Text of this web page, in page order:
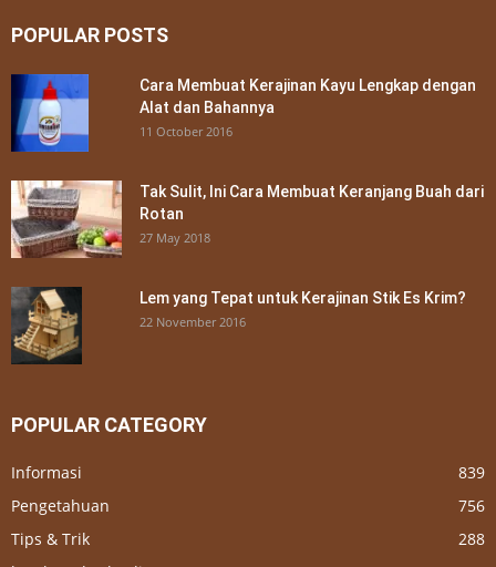
POPULAR POSTS
Cara Membuat Kerajinan Kayu Lengkap dengan
Alat dan Bahannya
11 October 2016
Tak Sulit, Ini Cara Membuat Keranjang Buah dari
Rotan
27 May 2018
Lem yang Tepat untuk Kerajinan Stik Es Krim?
22 November 2016
POPULAR CATEGORY
Informasi
839
Pengetahuan
756
Tips & Trik
288